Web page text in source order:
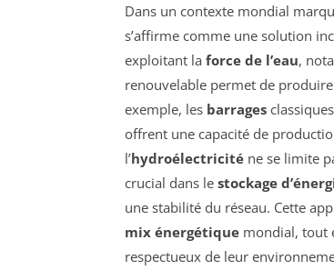
Dans un contexte mondial
s’affirme comme une solution
exploitant la force de l’eau,
renouvelable permet de produire
exemple, les barrages
offrent une capacité de
l’hydroélectricité ne se limite
crucial dans le stockage
une stabilité du réseau. Cette
mix énergétique mondial, tout
respectueux de leur